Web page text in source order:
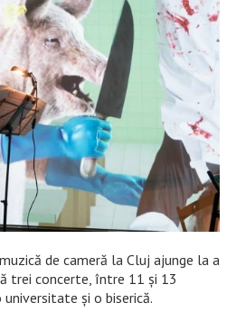
de cameră la Cluj ajunge la a
trei concerte, între 11 și 13
și o biserică.